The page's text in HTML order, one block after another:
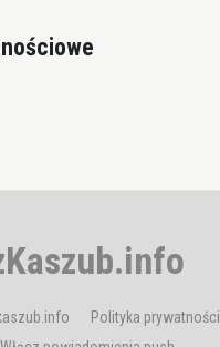
Polityka prywatności